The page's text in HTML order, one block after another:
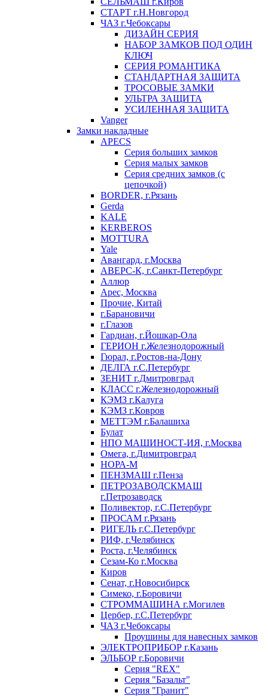
СТАРТ г.Н.Новгород
ЧАЗ г.Чебоксары
ДИЗАЙН СЕРИЯ
НАБОР ЗАМКОВ ПОД ОДИН
КЛЮЧ
СЕРИЯ РОМАНТИКА
СТАНДАРТНАЯ ЗАЩИТА
ТРОСОВЫЕ ЗАМКИ
УЛЬТРА ЗАЩИТА
УСИЛЕННАЯ ЗАЩИТА
Vanger
Замки накладные
APECS
Серия больших замков
Серия малых замков
Серия средних замков (с
цепочкой)
BORDER, г.Рязань
Gerda
KALE
KERBEROS
MOTTURA
Yale
Авангард, г.Москва
АВЕРС-К, г.Санкт-Петербург
Аллюр
Арес, Москва
Прочие, Китай
г.Барановичи
г.Глазов
Гардиан, г.Йошкар-Ола
ГЕРИОН г.Железнодорожный
Гюрал, г.Ростов-на-Дону
ДЕЛГА г.С.Петербург
ЗЕНИТ г.Дмитровград
КЛАСС г.Железнодорожный
КЭМЗ г.Калуга
КЭМЗ г.Ковров
МЕТТЭМ г.Балашиха
Булат
НПО МАШИНОСТ-ИЯ, г.Москва
Омега, г.Димитровград
НОРА-М
ПЕНЗМАШ г.Пенза
ПЕТРОЗАВОДСКМАШ
г.Петрозаводск
Поливектор, г.С.Петербург
ПРОСАМ г.Рязань
РИГЕЛЬ г.С.Петербург
РИФ, г.Челябинск
Роста, г.Челябинск
Сезам-Ко г.Москва
Киров
Сенат, г.Новосибирск
Симеко, г.Боровичи
СТРОММАШИНА г.Могилев
Цербер, г.С.Петербург
ЧАЗ г.Чебоксары
Проушины для навесных замков
ЭЛЕКТРОПРИБОР г.Казань
ЭЛЬБОР г.Боровичи
Серия "REX"
Серия "Базальт"
Серия "Гранит"